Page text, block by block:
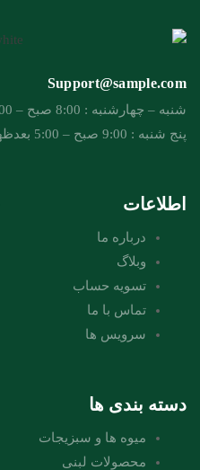
اطلاعات
درباره ما
وبلاگ
تسویه حساب
تماس با ما
سرویس ها
دسته بندی ها
میوه ها و سبزیجات
محصولات لبنی
Support@sample.com
شنبه – چهارشنبه : 8:00 صبح – 4:00 بعدظهر
پنج شنبه : 9:00 صبح – 5:00 بعدظهر